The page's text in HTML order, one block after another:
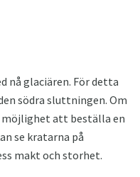
nå glaciären. För detta
södra sluttningen. Om
möjlighet att beställa en
se kratarna på
makt och storhet.